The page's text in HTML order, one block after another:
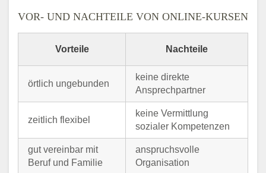
VOR- UND NACHTEILE VON ONLINE-KURSEN
Vorteile Nachteile
örtlich ungebunden
keine direkte
Ansprechpartner
zeitlich flexibel
keine Vermittlung
sozialer Kompetenzen
gut vereinbar mit
Beruf und Familie
anspruchsvolle
Organisation